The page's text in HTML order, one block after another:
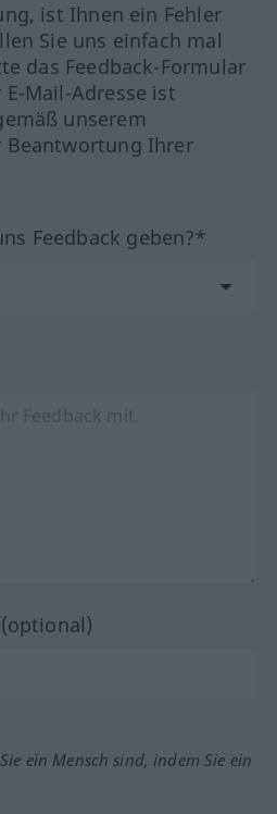
ist Ihnen ein Fehler
Sie uns einfach mal
das Feedback-Formular
Mail-Adresse ist
unserem
Beantwortung Ihrer
Feedback geben?*
ein Mensch sind, indem Sie ein